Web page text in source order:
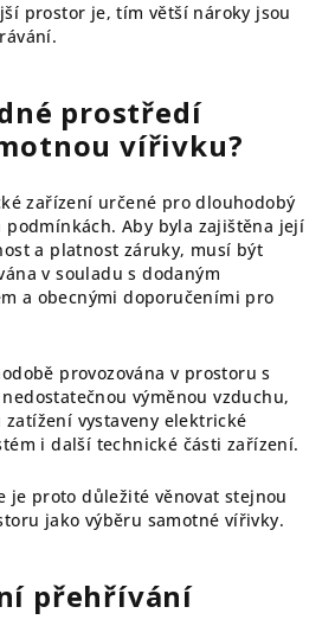
prostor je, tím větší nároky jsou
prostředí
vířivku?
zařízení určené pro dlouhodobý
podmínkách. Aby byla zajištěna její
a platnost záruky, musí být
v souladu s dodaným
a obecnými doporučeními pro
provozována v prostoru s
výměnou vzduchu,
zatížení vystaveny elektrické
i další technické části zařízení.
je proto důležité věnovat stejnou
jako výběru samotné vířivky.
přehřívání